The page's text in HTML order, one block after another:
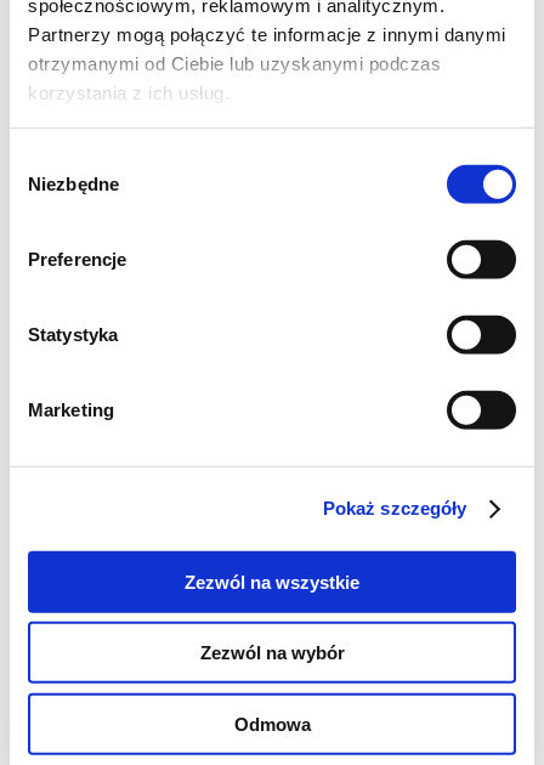
społecznościowym, reklamowym i analitycznym.
Partnerzy mogą połączyć te informacje z innymi danymi
otrzymanymi od Ciebie lub uzyskanymi podczas
korzystania z ich usług.
zgody
Niezbędne
Preferencje
Statystyka
Marketing
Pokaż szczegóły
Zezwól na wszystkie
Zezwól na wybór
Odmowa
(2 porcje)
250g kalafiora,
1 ząbek czosnku,
sól i pieprz,
½ łyżeczki mielonego kuminu,
½ łyżeczki mielonego kopru,
½ łyżeczki słodkiej lub ostrej papryki w
proszku,